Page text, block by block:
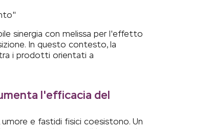
sinergia con melissa per l'effetto
In questo contesto, la
i prodotti orientati a
l'efficacia del
umore e fastidi fisici coesistono. Un